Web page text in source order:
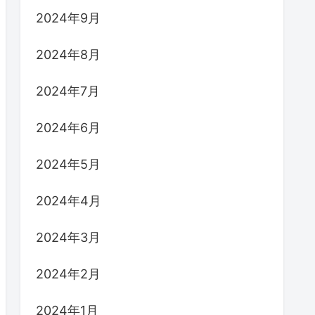
2024年9月
2024年8月
2024年7月
2024年6月
2024年5月
2024年4月
2024年3月
2024年2月
2024年1月